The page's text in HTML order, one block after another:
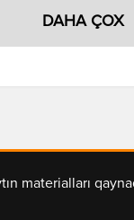
DAHA ÇOX
materialları